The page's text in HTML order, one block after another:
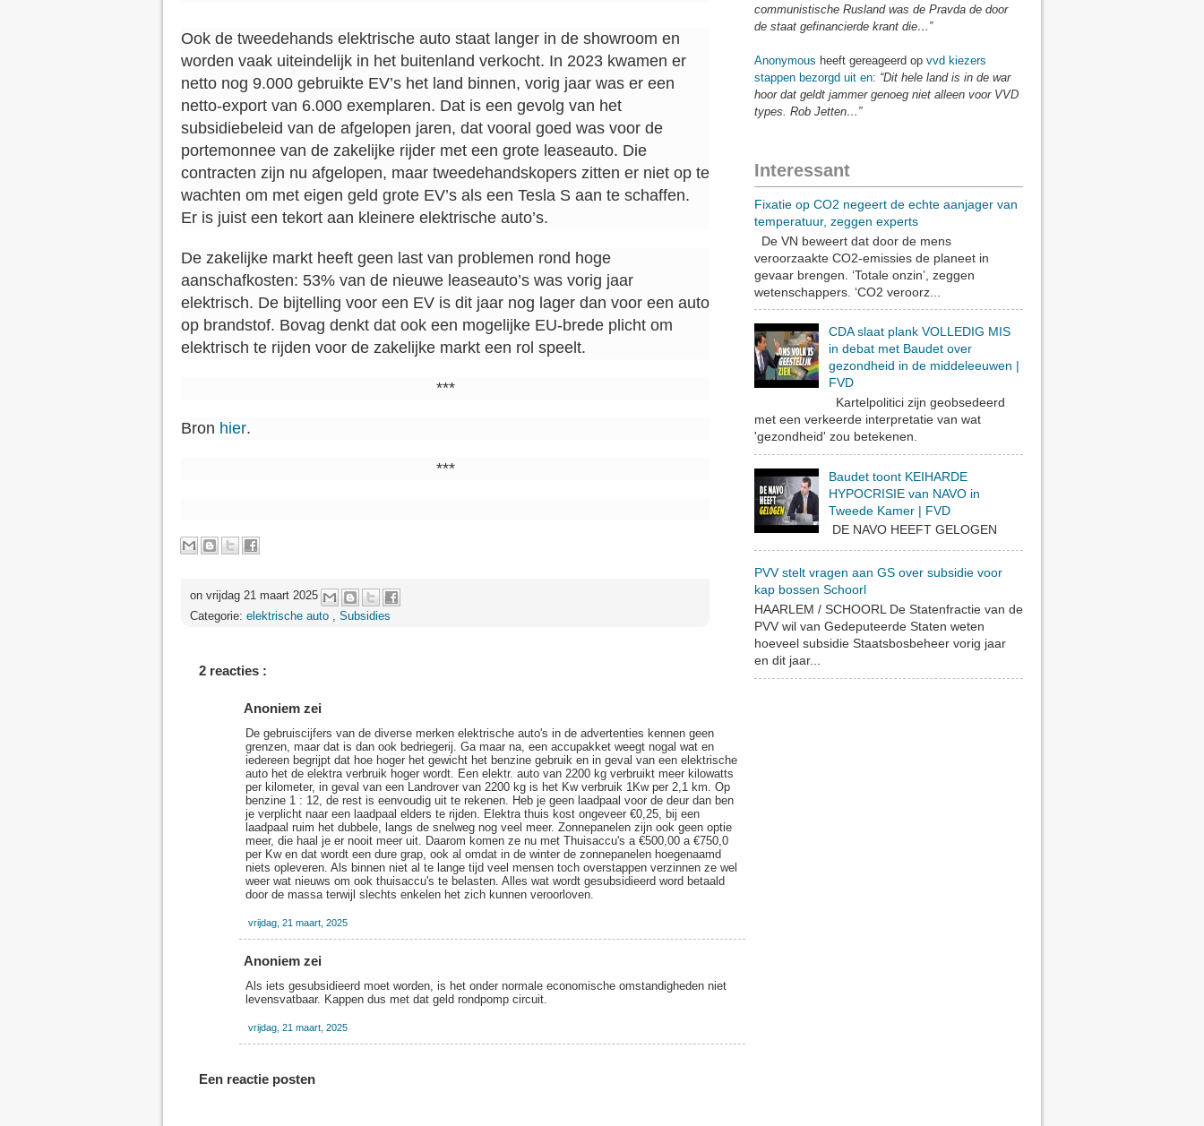
Ook de tweedehands elektrische auto staat langer in de showroom en
worden vaak uiteindelijk in het buitenland verkocht. In 2023 kwamen er
netto nog 9.000 gebruikte EV’s het land binnen, vorig jaar was er een
netto-export van 6.000 exemplaren. Dat is een gevolg van het
subsidiebeleid van de afgelopen jaren, dat vooral goed was voor de
portemonnee van de zakelijke rijder met een grote leaseauto. Die
contracten zijn nu afgelopen, maar tweedehandskopers zitten er niet op te
wachten om met eigen geld grote EV’s als een Tesla S aan te schaffen.
Er is juist een tekort aan kleinere elektrische auto’s.
De zakelijke markt heeft geen last van problemen rond hoge
aanschafkosten: 53% van de nieuwe leaseauto’s was vorig jaar
elektrisch. De bijtelling voor een EV is dit jaar nog lager dan voor een auto
op brandstof. Bovag denkt dat ook een mogelijke EU-brede plicht om
elektrisch te rijden voor de zakelijke markt een rol speelt.
***
Bron hier.
***
on vrijdag 21 maart 2025
Categorie: elektrische auto , Subsidies
2 reacties :
Anoniem zei
De gebruiscijfers van de diverse merken elektrische auto's in de advertenties kennen geen
grenzen, maar dat is dan ook bedriegerij. Ga maar na, een accupakket weegt nogal wat en
iedereen begrijpt dat hoe hoger het gewicht het benzine gebruik en in geval van een elektrische
auto het de elektra verbruik hoger wordt. Een elektr. auto van 2200 kg verbruikt meer kilowatts
per kilometer, in geval van een Landrover van 2200 kg is het Kw verbruik 1Kw per 2,1 km. Op
benzine 1 : 12, de rest is eenvoudig uit te rekenen. Heb je geen laadpaal voor de deur dan ben
je verplicht naar een laadpaal elders te rijden. Elektra thuis kost ongeveer €0,25, bij een
laadpaal ruim het dubbele, langs de snelweg nog veel meer. Zonnepanelen zijn ook geen optie
meer, die haal je er nooit meer uit. Daarom komen ze nu met Thuisaccu's a €500,00 a €750,0
per Kw en dat wordt een dure grap, ook al omdat in de winter de zonnepanelen hoegenaamd
niets opleveren. Als binnen niet al te lange tijd veel mensen toch overstappen verzinnen ze wel
weer wat nieuws om ook thuisaccu's te belasten. Alles wat wordt gesubsidieerd word betaald
door de massa terwijl slechts enkelen het zich kunnen veroorloven.
vrijdag, 21 maart, 2025
Anoniem zei
Als iets gesubsidieerd moet worden, is het onder normale economische omstandigheden niet
levensvatbaar. Kappen dus met dat geld rondpomp circuit.
vrijdag, 21 maart, 2025
Een reactie posten
communistische Rusland was de Pravda de door
de staat gefinancierde krant die…”
Anonymous heeft gereageerd op vvd kiezers
stappen bezorgd uit en: “Dit hele land is in de war
hoor dat geldt jammer genoeg niet alleen voor VVD
types. Rob Jetten…”
Interessant
Fixatie op CO2 negeert de echte aanjager van
temperatuur, zeggen experts
De VN beweert dat door de mens
veroorzaakte CO2-emissies de planeet in
gevaar brengen. ‘Totale onzin’, zeggen
wetenschappers. ‘CO2 veroorz...
CDA slaat plank VOLLEDIG MIS
in debat met Baudet over
gezondheid in de middeleeuwen |
FVD
Kartelpolitici zijn geobsedeerd
met een verkeerde interpretatie van wat
'gezondheid' zou betekenen.
Baudet toont KEIHARDE
HYPOCRISIE van NAVO in
Tweede Kamer | FVD
DE NAVO HEEFT GELOGEN
PVV stelt vragen aan GS over subsidie voor
kap bossen Schoorl
HAARLEM / SCHOORL De Statenfractie van de
PVV wil van Gedeputeerde Staten weten
hoeveel subsidie Staatsbosbeheer vorig jaar
en dit jaar...